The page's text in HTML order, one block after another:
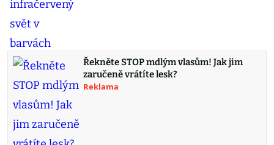
Řekněte STOP mdlým vlasům! Jak jim
zaručeně vrátíte lesk?
Reklama